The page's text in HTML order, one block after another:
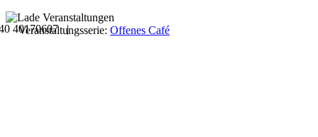
Skip
to 40170607 |
Veranstaltungsdetails
Veranstaltungsserie: Offenes Café